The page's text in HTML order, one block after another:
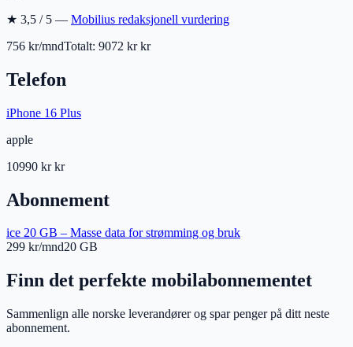
★ 3,5 / 5 — Mobilius redaksjonell vurdering
756 kr/mndTotalt: 9072 krkr
Telefon
iPhone 16 Plus
apple
10990 krkr
Abonnement
ice 20 GB – Masse data for strømming og bruk
299 kr/mnd20 GB
Finn det perfekte mobilabonnementet
Sammenlign alle norske leverandører og spar penger på ditt neste
abonnement.